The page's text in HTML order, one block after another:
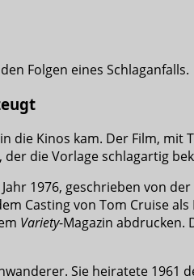
Folgen eines Schlaganfalls.
die Kinos kam. Der Film, mit
die Vorlage schlagartig
1976, geschrieben von
Casting von Tom Cruise
Variety-Magazin abdrucken.
Sie heiratete 1961